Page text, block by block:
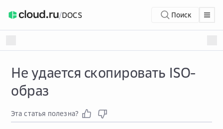
/DOCS Поиск
Не удается скопировать ISO-
образ
Эта статья полезна?